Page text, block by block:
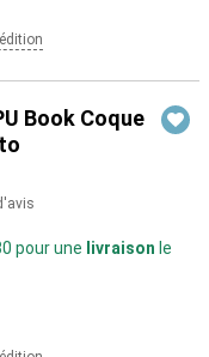
Book Coque
pour une livraison le